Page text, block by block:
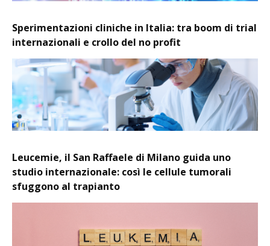
Sperimentazioni cliniche in Italia: tra boom di trial
internazionali e crollo del no profit
Leucemie, il San Raffaele di Milano guida uno
studio internazionale: così le cellule tumorali
sfuggono al trapianto